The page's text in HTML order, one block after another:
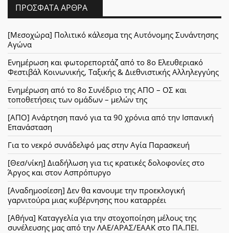
ΠΡΌΣΦΑΤΑ ΆΡΘΡΑ
[Μεσοχώρα] Πολιτικό κάλεσμα της Αυτόνομης Συνάντησης
Αγώνα
Ενημέρωση και φωτορεπορτάζ από το 8ο Ελευθεριακό
Φεστιβάλ Κοινωνικής, Ταξικής & Διεθνιστικής Αλληλεγγύης
Ενημέρωση από το 8ο Συνέδριο της ΑΠΟ – ΟΣ και
τοποθετήσεις των ομάδων – μελών της
[ΑΠΟ] Ανάρτηση πανό για τα 90 χρόνια από την Ισπανική
Επανάσταση
Για το νεκρό συνάδελφό μας στην Αγία Παρασκευή
[Θεσ/νίκη] Διαδήλωση για τις κρατικές δολοφονίες στο
Άργος και στον Ασπρόπυργο
[Αναδημοσίεση] Δεν θα κανουμε την προεκλογική
γαρνιτούρα μιας κυβέρνησης που καταρρέει
[Αθήνα] Καταγγελία για την στοχοποίηση μέλους της
συνέλευσης μας από την ΛΑΕ/ΑΡΑΣ/ΕΑΑΚ στο ΠΑ.ΠΕΙ.